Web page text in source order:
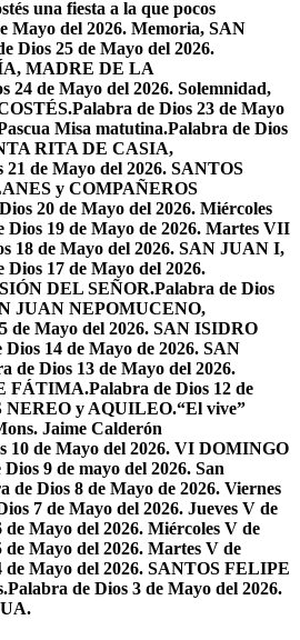
una fiesta a la que pocos
Mayo del 2026. Memoria, SAN
Dios 25 de Mayo del 2026.
MADRE DE LA
24 de Mayo del 2026. Solemnidad,
Palabra de Dios 23 de Mayo
Misa matutina.Palabra de Dios
RITA DE CASIA,
21 de Mayo del 2026. SANTOS
y COMPAÑEROS
20 de Mayo del 2026. Miércoles
Dios 19 de Mayo de 2026. Martes VII
18 de Mayo del 2026. SAN JUAN I,
Dios 17 de Mayo del 2026.
DEL SEÑOR.Palabra de Dios
JUAN NEPOMUCENO,
de Mayo del 2026. SAN ISIDRO
Dios 14 de Mayo de 2026. SAN
de Dios 13 de Mayo del 2026.
FÁTIMA.Palabra de Dios 12 de
NEREO y AQUILEO.“El vive”
Jaime Calderón
10 de Mayo del 2026. VI DOMINGO
9 de mayo del 2026. San
de Dios 8 de Mayo de 2026. Viernes
7 de Mayo del 2026. Jueves V de
de Mayo del 2026. Miércoles V de
de Mayo del 2026. Martes V de
de Mayo del 2026. SANTOS FELIPE
Palabra de Dios 3 de Mayo del 2026.